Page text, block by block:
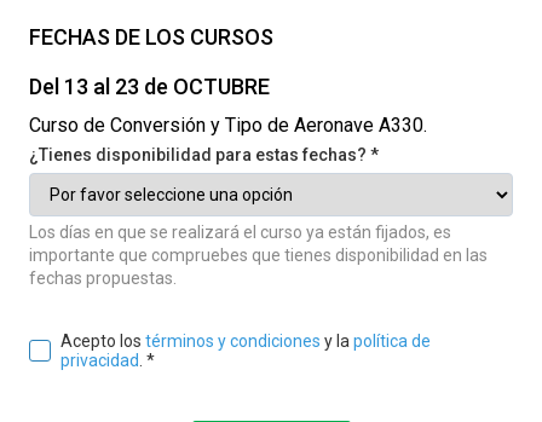
FECHAS DE LOS CURSOS
Del 13 al 23 de OCTUBRE
Curso de Conversión y Tipo de Aeronave A330.
¿Tienes disponibilidad para estas fechas? *
Los días en que se realizará el curso ya están fijados, es
importante que compruebes que tienes disponibilidad en las
fechas propuestas.
Acepto los términos y condiciones y la política de
privacidad . *